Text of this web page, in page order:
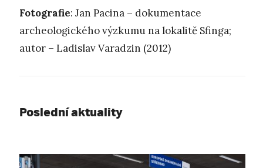
Fotografie: Jan Pacina – dokumentace
archeologického výzkumu na lokalitě Sfinga;
autor – Ladislav Varadzin (2012)
Poslední aktuality